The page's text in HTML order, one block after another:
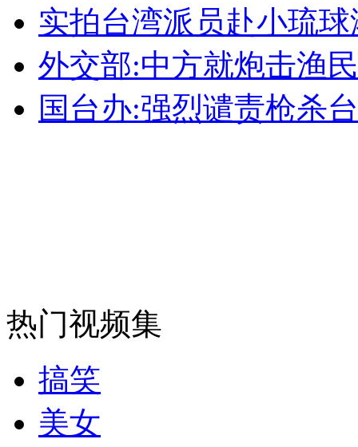
无痛分娩是否安全 医生回应
外交部：反对强权政治霸凌主义
外交部：有关国家言论片面不公正
纽约上演“枕头大战”
实拍台湾派员赴小琉
外交部:中方就炮击渔
国台办:强烈谴责枪杀
热门视频集
搞笑
美女